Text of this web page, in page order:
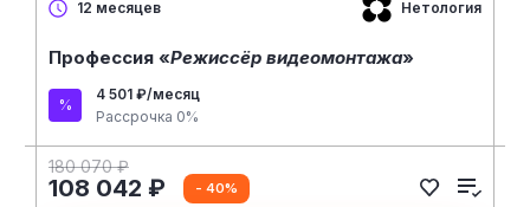
12 месяцев Нетология
Профессия «Режиссёр видеомонтажа»
4 501 ₽/месяц
Рассрочка 0%
180 070 ₽
108 042 ₽ - 40%